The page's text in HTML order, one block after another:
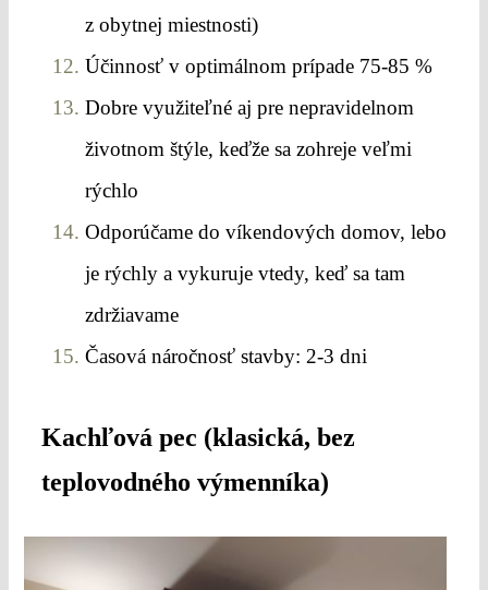
z obytnej miestnosti)
Účinnosť v optimálnom prípade 75-85 %
Dobre využiteľné aj pre nepravidelnom
životnom štýle, keďže sa zohreje veľmi
rýchlo
Odporúčame do víkendových domov, lebo
je rýchly a vykuruje vtedy, keď sa tam
zdržiavame
Časová náročnosť stavby: 2-3 dni
Kachľová pec (klasická, bez
teplovodného výmenníka)